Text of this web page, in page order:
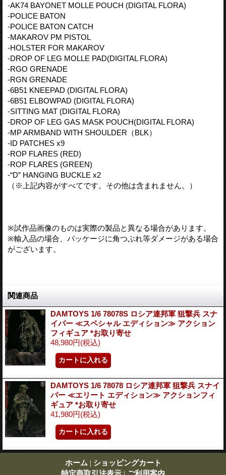
-AK74 BAYONET MOLLE POUCH (DIGITAL FLORA)
-POLICE BATON
-POLICE BATON CATCH
-MAKAROV PM PISTOL
-HOLSTER FOR MAKAROV
-DROP OF LEG MOLLE PAD(DIGITAL FLORA)
-RGO GRENADE
-RGN GRENADE
-6B51 KNEEPAD (DIGITAL FLORA)
-6B51 ELBOWPAD (DIGITAL FLORA)
-SITTING MAT (DIGITAL FLORA)
-DROP OF LEG GAS MASK POUCH(DIGITAL FLORA)
-MP ARMBAND WITH SHOULDER（BLK）
-ID PATCHES x9
-ROP FLARES (RED)
-ROP FLARES (GREEN)
-“D” HANGING BUCKLE x2
（※上記内容がすべてです。その他は含まれません。）
※試作品画像のものは実際の製品と異なる場合があります。
※輸入品の場合、パッケージに角つぶれ等ダメージがある場合
がございます。
関連商品
DAMTOYS 1/6 78078S ロシア連邦軍 狙撃兵 スナ
イパー ≪スペシャル エディション≫ アクション
フィギュア *お取り寄せ
48,980円(税込)
DAMTOYS 1/6 78078 ロシア連邦軍 狙撃兵 スナイ
パー ≪エリート エディション≫ アクションフィ
ギュア *お取り寄せ
41,980円(税込)
ホーム | ショッピングカート